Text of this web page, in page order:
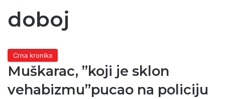
doboj
Crna kronika
Muškarac, ”koji je sklon
vehabizmu”pucao na policiju